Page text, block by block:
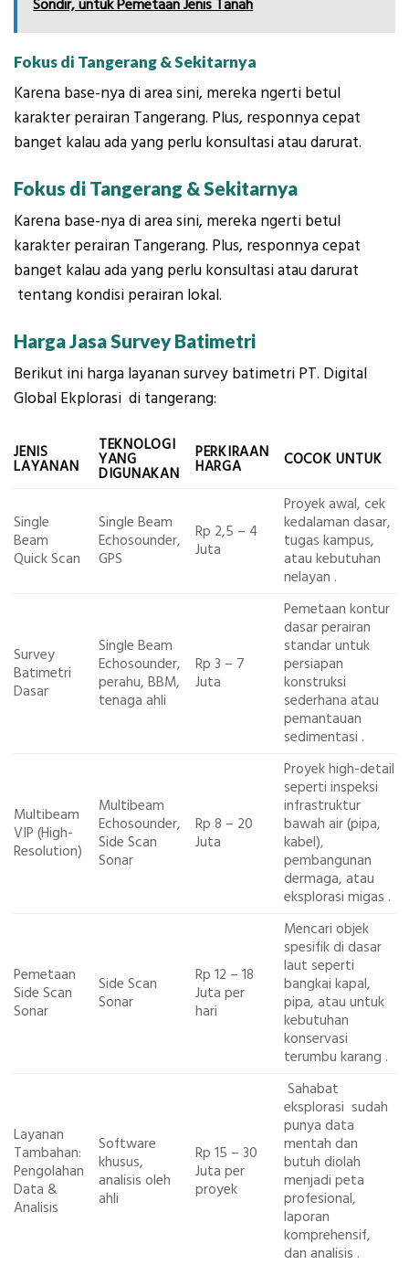
Sondir, untuk Pemetaan Jenis Tanah
Fokus di Tangerang & Sekitarnya
Karena base-nya di area sini, mereka ngerti betul
karakter perairan Tangerang. Plus, responnya cepat
banget kalau ada yang perlu konsultasi atau darurat.
Fokus di Tangerang & Sekitarnya
Karena base-nya di area sini, mereka ngerti betul
karakter perairan Tangerang. Plus, responnya cepat
banget kalau ada yang perlu konsultasi atau darurat
tentang kondisi perairan lokal.
Harga Jasa Survey Batimetri
Berikut ini harga layanan survey batimetri PT. Digital
Global Ekplorasi di tangerang:
JENIS
LAYANAN
TEKNOLOGI
YANG
DIGUNAKAN
PERKIRAAN
HARGA COCOK UNTUK
Single
Beam
Quick Scan
Single Beam
Echosounder,
GPS
Rp 2,5 – 4
Juta
Proyek awal, cek
kedalaman dasar,
tugas kampus,
atau kebutuhan
nelayan .
Survey
Batimetri
Dasar
Single Beam
Echosounder,
perahu, BBM,
tenaga ahli
Rp 3 – 7
Juta
Pemetaan kontur
dasar perairan
standar untuk
persiapan
konstruksi
sederhana atau
pemantauan
sedimentasi .
Multibeam
VIP (High-
Resolution)
Multibeam
Echosounder,
Side Scan
Sonar
Rp 8 – 20
Juta
Proyek high-detail
seperti inspeksi
infrastruktur
bawah air (pipa,
kabel),
pembangunan
dermaga, atau
eksplorasi migas .
Pemetaan
Side Scan
Sonar
Side Scan
Sonar
Rp 12 – 18
Juta per
hari
Mencari objek
spesifik di dasar
laut seperti
bangkai kapal,
pipa, atau untuk
kebutuhan
konservasi
terumbu karang .
Layanan
Tambahan:
Pengolahan
Data &
Analisis
Software
khusus,
analisis oleh
ahli
Rp 15 – 30
Juta per
proyek
Sahabat
eksplorasi sudah
punya data
mentah dan
butuh diolah
menjadi peta
profesional,
laporan
komprehensif,
dan analisis .